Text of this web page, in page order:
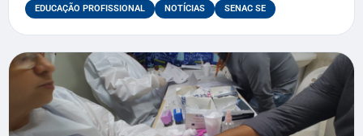
EDUCAÇÃO PROFISSIONAL NOTÍCIAS SENAC SE